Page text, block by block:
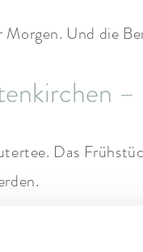
Morgen. Und die
–
Das
ist unsere